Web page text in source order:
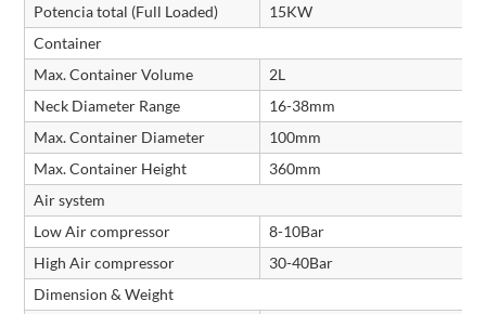
Potencia total (Full Loaded)
15KW
Container
Max. Container Volume
2L
Neck Diameter Range
16-38mm
Max. Container Diameter
100mm
Max. Container Height
360mm
Air system
Low Air compressor
8-10Bar
High Air compressor
30-40Bar
Dimension & Weight